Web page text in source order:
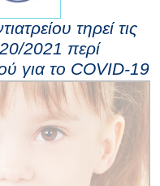
τηρεί τις
2021 περί
για το COVID-19